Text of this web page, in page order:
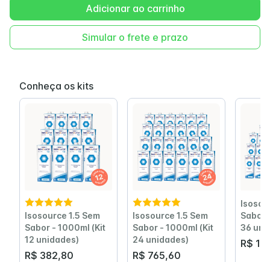
Adicionar ao carrinho
Simular o frete e prazo
Conheça os kits
Isosource 1.5 Sem
Sabor - 1000ml (Kit
12 unidades)
R$ 382,80
Isosource 1.5 Sem
Sabor - 1000ml (Kit
24 unidades)
R$ 765,60
Sabor
36
R$